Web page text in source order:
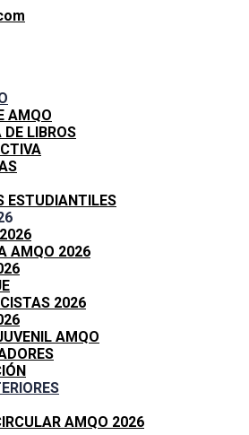
AMQO
DE LIBROS
ESTUDIANTILES
AMQO 2026
2026
AMQO
AMQO 2026